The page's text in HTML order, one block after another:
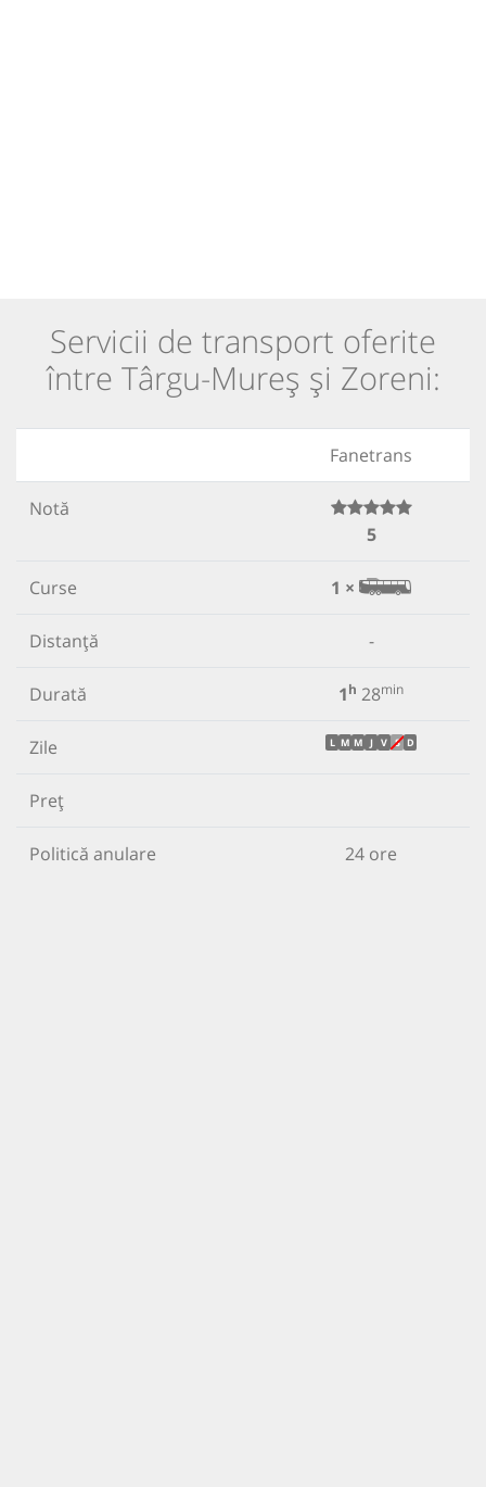
Servicii de transport oferite
între Târgu-Mureș și Zoreni:
Fanetrans
Notă
5
Curse 1 ×
Distanță -
Durată 1h 28min
Zile L M M J V S D
Preț
Politică anulare 24 ore